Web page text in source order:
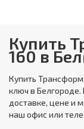
Купить
160 в
Купить
ключ в
доставке, цене и
наш офис или